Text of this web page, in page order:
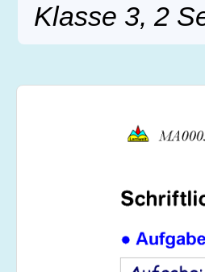
Klasse 3, 2